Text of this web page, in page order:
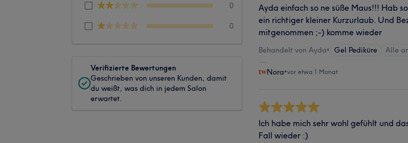
0
0
Verifizierte Bewertungen
Geschrieben von unseren Kunden, damit
du weißt, was dich in jedem Salon
erwartet.
Ayda einfach so ne süße Maus!!! Hab
ein richtiger kleiner Kurzurlaub. Und
mitgenommen ;-) komme wieder
Behandelt von Ayda• Gel Pediküre Alle
Nora•vor etwa 1 Monat
Ich habe mich sehr wohl gefühlt und
Fall wieder :)